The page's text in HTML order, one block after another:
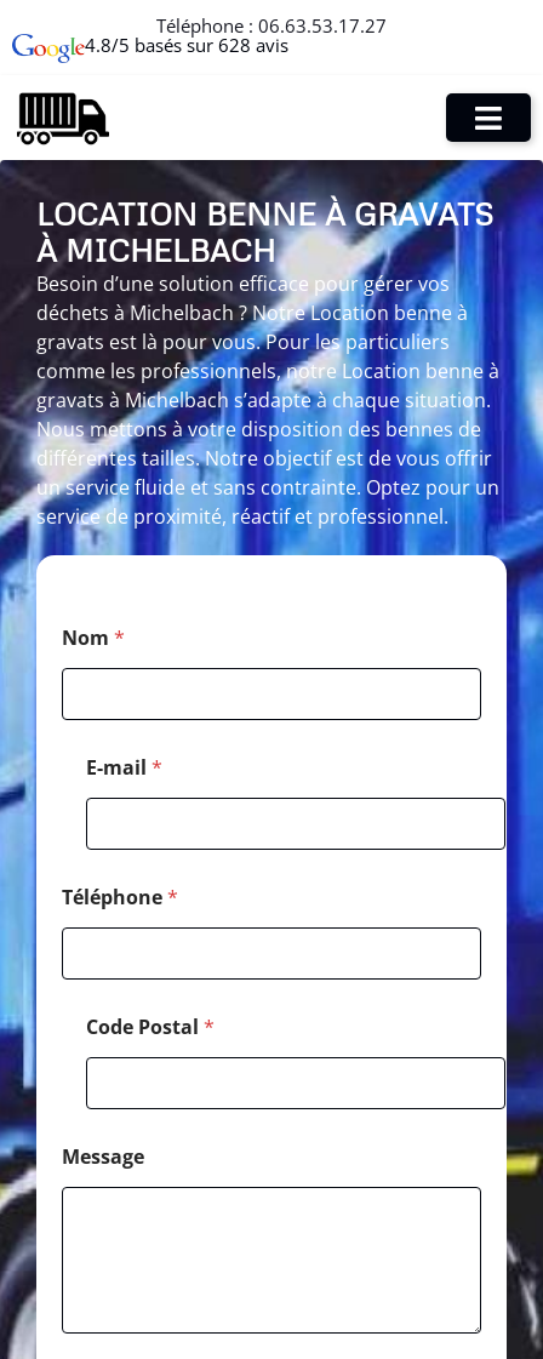
Téléphone : 06.63.53.17.27
4.8/5 basés sur 628 avis
LOCATION BENNE À GRAVATS
À MICHELBACH
Besoin d’une solution efficace pour gérer vos
déchets à Michelbach ? Notre Location benne à
gravats est là pour vous. Pour les particuliers
comme les professionnels, notre Location benne à
gravats à Michelbach s’adapte à chaque situation.
Nous mettons à votre disposition des bennes de
différentes tailles. Notre objectif est de vous offrir
un service fluide et sans contrainte. Optez pour un
service de proximité, réactif et professionnel.
Nom *
E-mail *
Téléphone*
Code Postal *
Message